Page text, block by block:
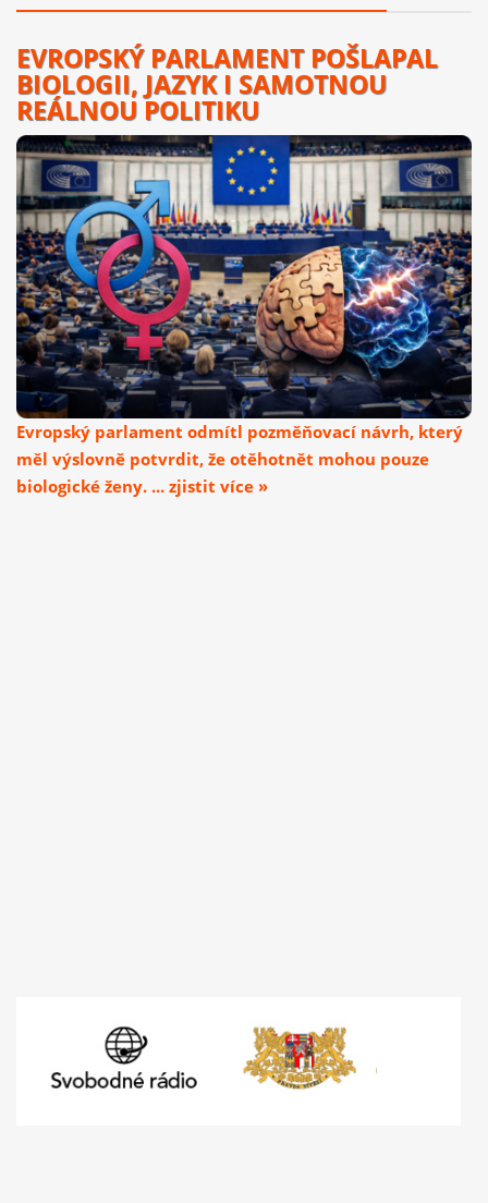
EVROPSKÝ PARLAMENT POŠLAPAL
BIOLOGII, JAZYK I SAMOTNOU
REÁLNOU POLITIKU
Evropský parlament odmítl pozměňovací návrh, který
měl výslovně potvrdit, že otěhotnět mohou pouze
biologické ženy. ... zjistit více »